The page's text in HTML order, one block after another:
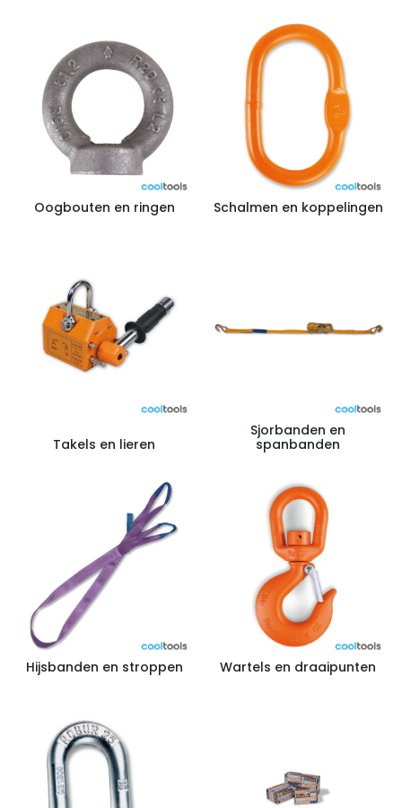
Oogbouten en ringen Schalmen en koppelingen
Takels en lieren
Sjorbanden en
spanbanden
Hijsbanden en stroppen Wartels en draaipunten